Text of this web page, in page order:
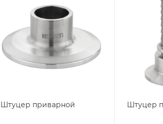
Штуцер приварной Штуцер